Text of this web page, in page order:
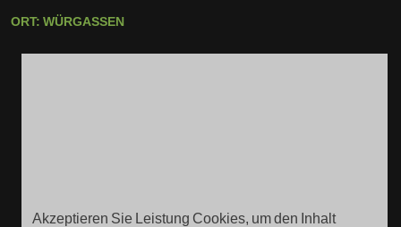
ORT: WÜRGASSEN
Akzeptieren Sie Leistung Cookies, um den Inhalt